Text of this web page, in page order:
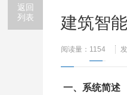
返回
列表
建筑智
阅读量： 1154
一、系统简述